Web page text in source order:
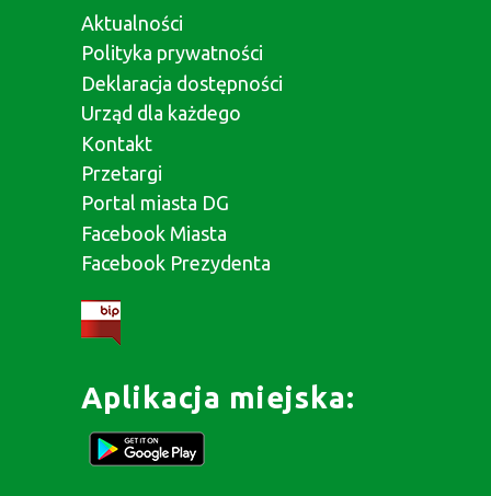
Aktualności
Polityka prywatności
Deklaracja dostępności
Urząd dla każdego
Kontakt
Przetargi
Portal miasta DG
Facebook Miasta
Facebook Prezydenta
Aplikacja miejska: